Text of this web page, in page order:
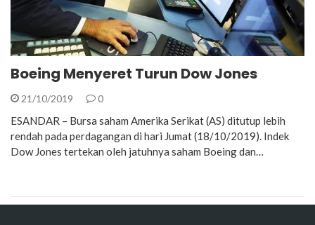
Boeing Menyeret Turun Dow Jones
21/10/2019 0
ESANDAR – Bursa saham Amerika Serikat (AS) ditutup lebih
rendah pada perdagangan di hari Jumat (18/10/2019). Indek
Dow Jones tertekan oleh jatuhnya saham Boeing dan…